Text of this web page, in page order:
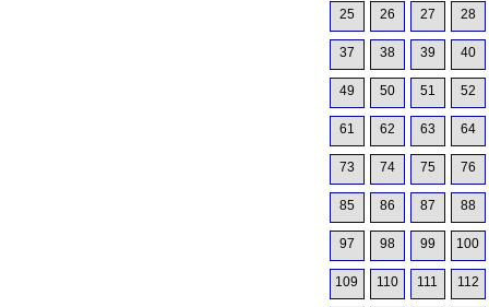
25 26 27 28
37 38 39 40
49 50 51 52
61 62 63 64
73 74 75 76
85 86 87 88
97 98 99 100
109 110 111 112